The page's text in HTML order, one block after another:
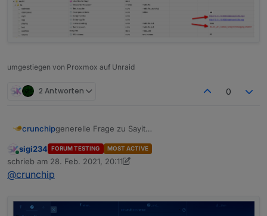
umgestiegen von Proxmox auf Unraid
2 Antworten 0
crunchip
generelle Frage zu Sayit
hab das einfach mal so hinterlegt, mit dem Text
"Bewegung erkannt"
Online
sigi234 FORUM TESTING MOST ACTIVE
schrieb am 28. Feb. 2021, 20:11
zuletzt editiert von sigi234
@crunchip